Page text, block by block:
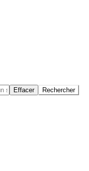
Effacer Rechercher